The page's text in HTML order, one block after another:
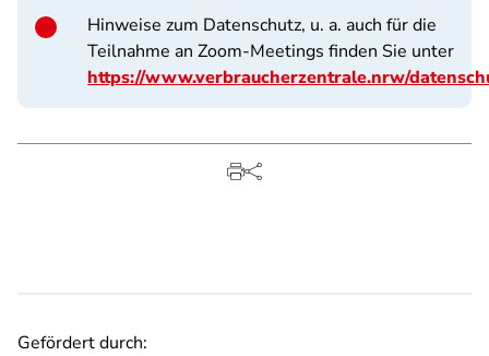
Hinweise zum Datenschutz, u. a. auch für die
Teilnahme an Zoom-Meetings finden Sie unter
https://www.verbraucherzentrale.nrw/
Gefördert durch: